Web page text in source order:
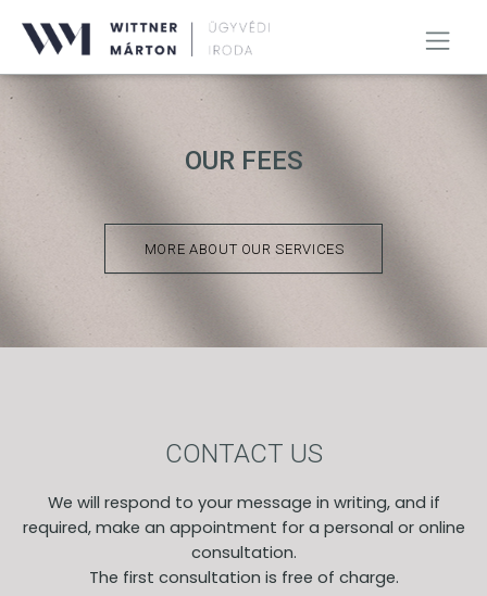
OUR FEES
MORE ABOUT OUR SERVICES
CONTACT US
We will respond to your message in writing, and if
required, make an appointment for a personal or online
consultation.
The first consultation is free of charge.